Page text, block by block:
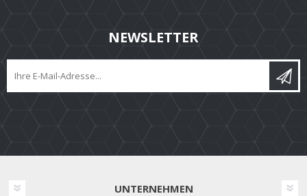
NEWSLETTER
UNTERNEHMEN